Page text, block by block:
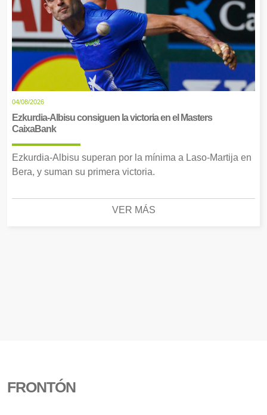
04/08/2026
Ezkurdia-Albisu consiguen la victoria en el Masters
CaixaBank
Ezkurdia-Albisu superan por la mínima a Laso-Martija en
Bera, y suman su primera victoria.
VER MÁS
FRONTÓN